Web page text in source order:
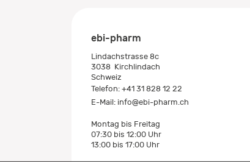
ebi-pharm
Lindachstrasse 8c
3038 Kirchlindach
Schweiz
Telefon: +41 31 828 12 22
E-Mail: info@ebi-pharm.ch
Montag bis Freitag
07:30 bis 12:00 Uhr
13:00 bis 17:00 Uhr